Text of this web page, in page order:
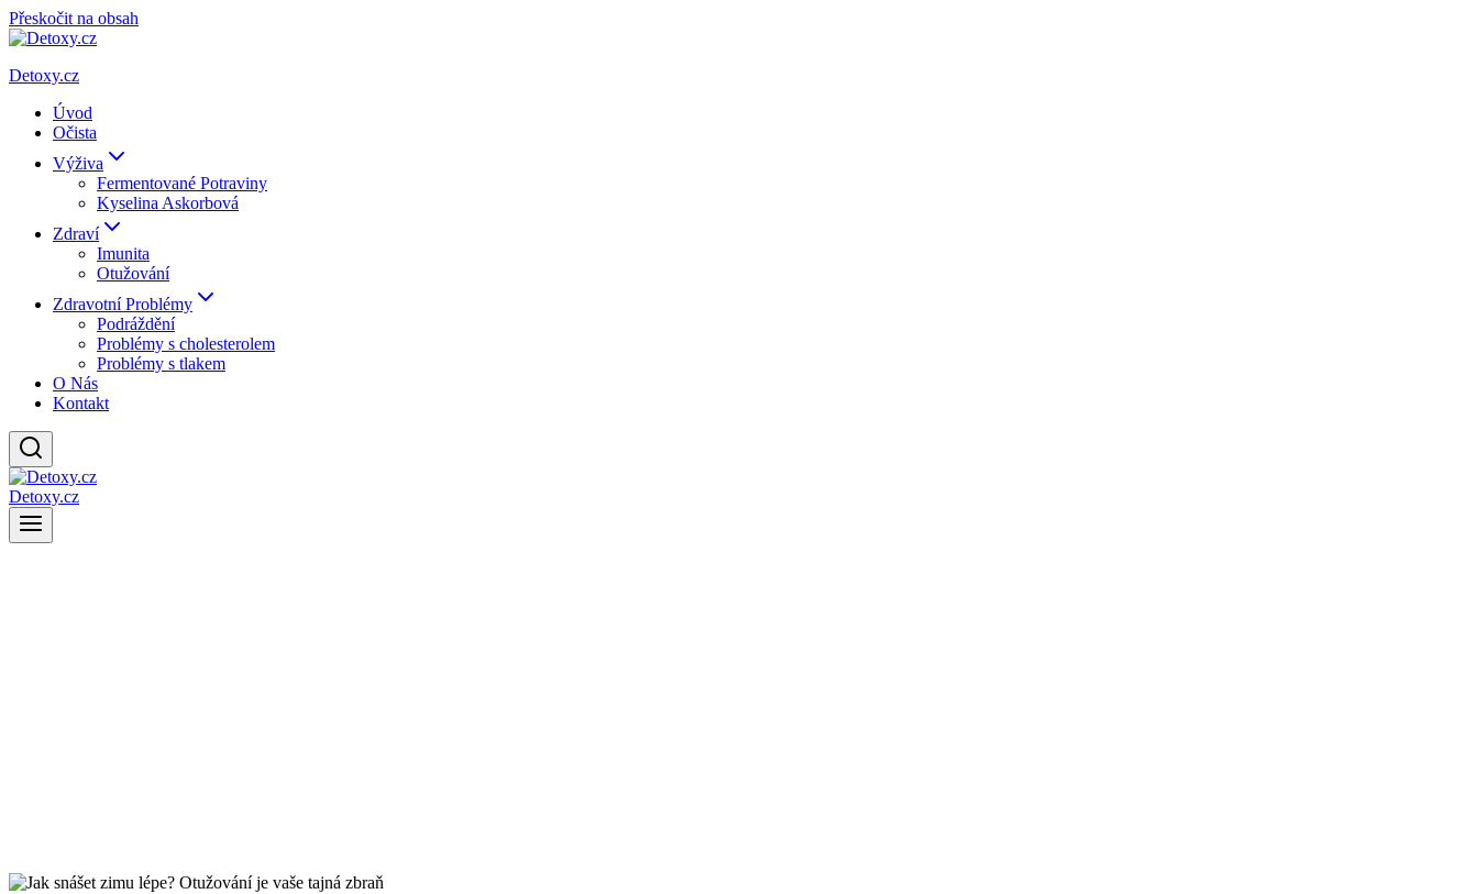
Přeskočit na obsah
Detoxy.cz
Úvod
Očista
Výživa
Fermentované Potraviny
Kyselina Askorbová
Zdraví
Imunita
Otužování
Zdravotní Problémy
Podráždění
Problémy s cholesterolem
Problémy s tlakem
O Nás
Kontakt
Detoxy.cz